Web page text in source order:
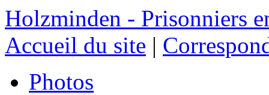
Holzminden - Prisonniers
Accueil du site |
Photos